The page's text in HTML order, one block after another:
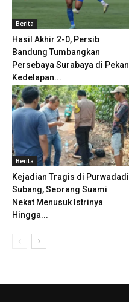
Berita
Hasil Akhir 2-0, Persib
Bandung Tumbangkan
Persebaya Surabaya di Pekan
Kedelapan...
Berita
Kejadian Tragis di Purwadadi
Subang, Seorang Suami
Nekat Menusuk Istrinya
Hingga...